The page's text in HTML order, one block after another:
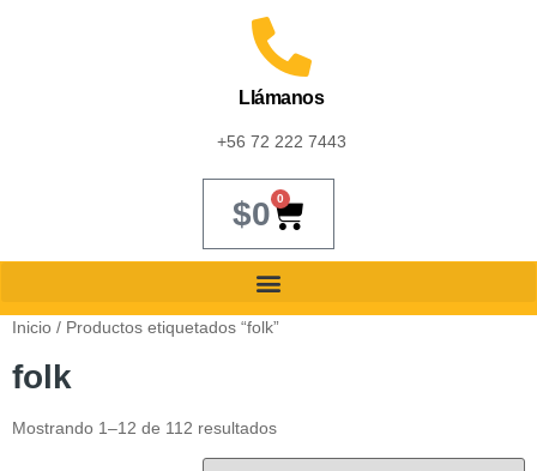
Llámanos
+56 72 222 7443
$0 0
Inicio / Productos etiquetados “folk”
folk
Mostrando 1–12 de 112 resultados